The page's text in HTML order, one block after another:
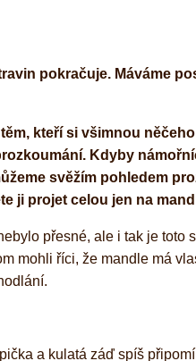
pokračuje. Máváme
kteří si všimnou
Kdyby
svěžím pohledem
ji projet celou jen na
přesné, ale i tak je
mohli říci, že mandle má
a kulatá záď spíš